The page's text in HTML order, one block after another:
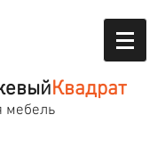
Квадрат
мебель